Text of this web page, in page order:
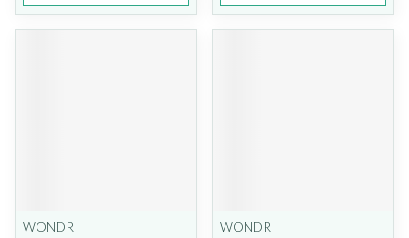
WONDR
WONDR